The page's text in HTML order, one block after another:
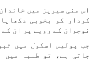
اس منی سیریز میں
کردار کو بخوبی
نوجوان کے رویے پر ان
جب پولیس اسکول میں
جاتی ہے، تو طلبہ میں